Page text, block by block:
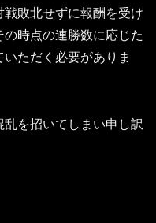
敗北せずに報酬を受け
時点の連勝数に応じた
ただく必要がありま
を招いてしまい申し訳